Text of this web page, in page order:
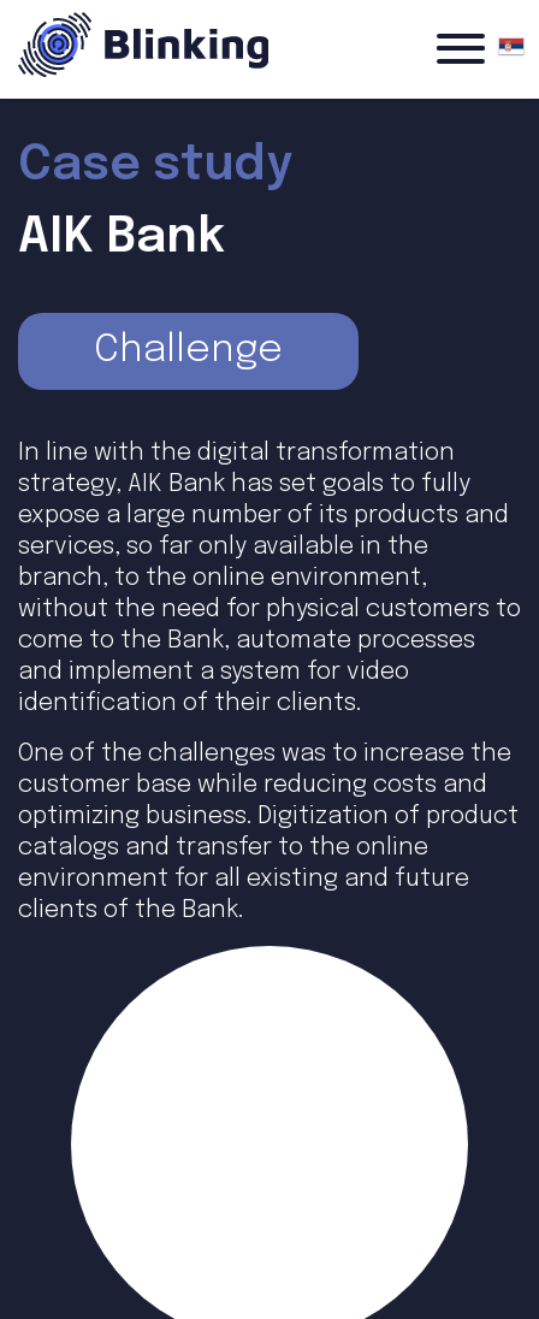
Case study
AIK Bank
Challenge
In line with the digital transformation
strategy, AIK Bank has set goals to fully
expose a large number of its products and
services, so far only available in the
branch, to the online environment,
without the need for physical customers to
come to the Bank, automate processes
and implement a system for video
identification of their clients.
One of the challenges was to increase the
customer base while reducing costs and
optimizing business. Digitization of product
catalogs and transfer to the online
environment for all existing and future
clients of the Bank.